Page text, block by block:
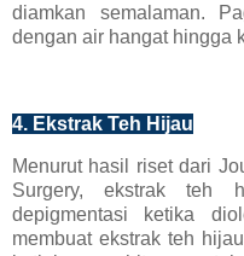
diamkan semalaman.
dengan air hangat hingga
4. Ekstrak Teh Hijau
Menurut hasil riset dari
Surgery, ekstrak teh
depigmentasi ketika
membuat ekstrak teh